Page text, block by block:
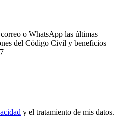
o WhatsApp las últimas
del Código Civil y beneficios
y el tratamiento de mis datos.